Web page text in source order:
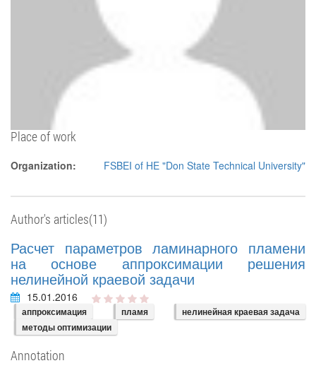
Place of work
Organization: FSBEI of HE "Don State Technical University"
Author's articles(11)
Расчет параметров ламинарного пламени
на основе аппроксимации решения
нелинейной краевой задачи
15.01.2016
аппроксимация пламя
нелинейная краевая задача
методы оптимизации
Annotation